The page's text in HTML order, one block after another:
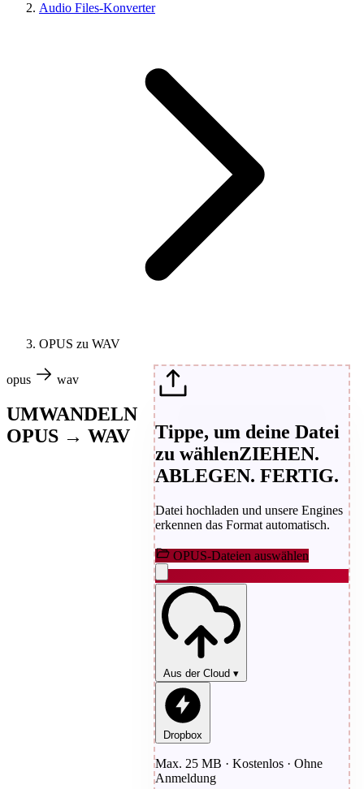
Audio Files-Konverter
OPUS zu WAV
opus wav
UMWANDELN
OPUS → WAV
Tippe, um deine Datei
zu wählenZIEHEN.
ABLEGEN. FERTIG.
Datei hochladen und unsere Engines
erkennen das Format automatisch.
OPUS-Dateien auswählen
Aus der Cloud ▾
Dropbox
Max. 25 MB · Kostenlos · Ohne
Anmeldung